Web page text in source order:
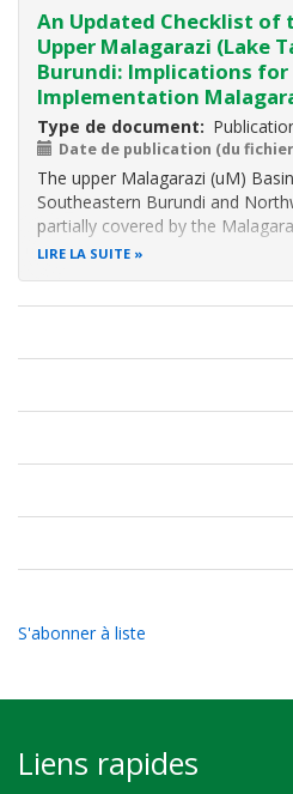
An Updated Checklist of
Upper Malagarazi (Lake
Burundi: Implications for
Implementation
Type de document
Date de publication (du fichier
The upper Malagarazi (uM)
Southeastern Burundi and
partially covered by the
A checklist of fishes from the
LIRE LA SUITE
S'abonner à liste
Liens rapides